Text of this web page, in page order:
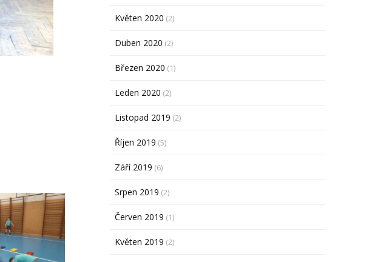
Květen 2020 (2)
Duben 2020 (2)
Březen 2020 (1)
Leden 2020 (2)
Listopad 2019 (2)
Říjen 2019 (5)
Září 2019 (6)
Srpen 2019 (2)
Červen 2019 (1)
Květen 2019 (2)